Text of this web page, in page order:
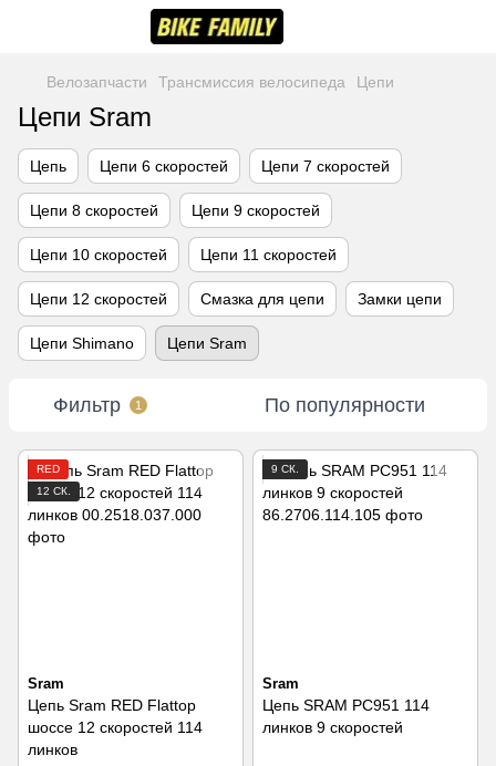
Велозапчасти Трансмиссия велосипеда Цепи
Цепи Sram
Цепь Цепи 6 скоростей Цепи 7 скоростей
Цепи 8 скоростей Цепи 9 скоростей
Цепи 10 скоростей Цепи 11 скоростей
Цепи 12 скоростей Смазка для цепи Замки цепи
Цепи Shimano Цепи Sram
Фильтр 1 По популярности
RED
12 СК.
Sram
Цепь Sram RED Flattop
шоссе 12 скоростей 114
линков
9 СК.
Sram
Цепь SRAM PC951 114
линков 9 скоростей